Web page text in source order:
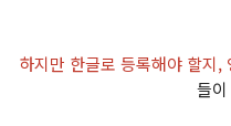
하지만 한글로 등록해야 할지,
들